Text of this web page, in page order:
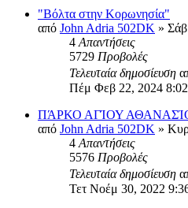
"Βόλτα στην Κορωνησία"
από John Adria 502DK »
4 Απαντήσεις
5729 Προβολές
Τελευταία δημοσίευση
Πέμ Φεβ 22, 2024
ΠΆΡΚΟ ΑΓΊΟΥ
από John Adria 502DK »
4 Απαντήσεις
5576 Προβολές
Τελευταία δημοσίευση
Τετ Νοέμ 30, 2022